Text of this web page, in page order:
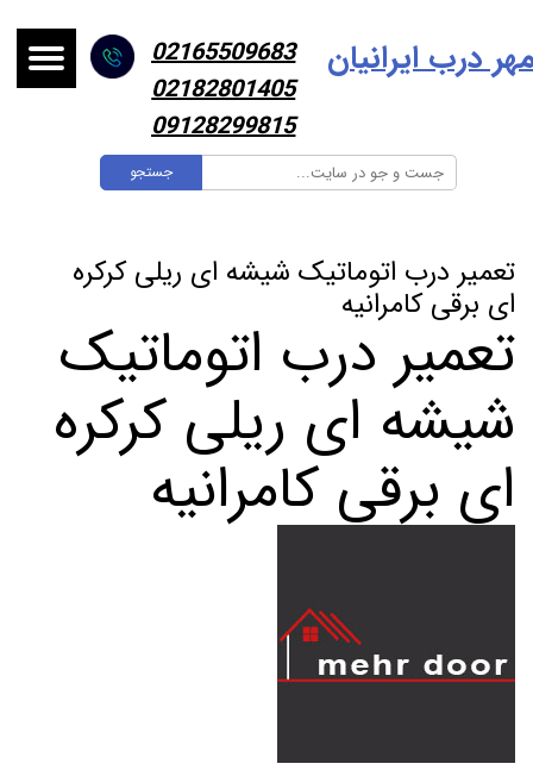
جستجو
درب ایرانیان
02165509683
02182801405
09128299815
تعمیر درب اتوماتیک شیشه ای ریلی کرکره
ای برقی کامرانیه
تعمیر درب اتوماتیک
شیشه ای ریلی کرکره
ای برقی کامرانیه